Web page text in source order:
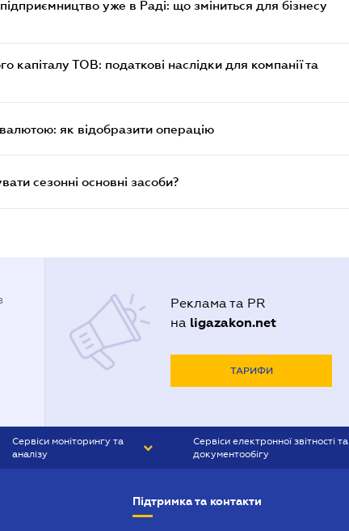
уже в Раді: що зміниться для бізнесу
капіталу ТОВ: податкові наслідки для компанії та
як відобразити операцію
сезонні основні засоби?
Реклама та PR
на ligazakon.net
ТАРИФИ
Сервіси моніторингу та
аналізу
Сервіси електронної звітності та
документообігу
Підтримка та контакти